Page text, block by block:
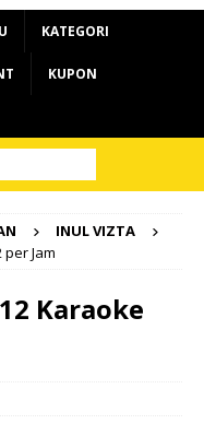
KATEGORI
KUPON
INUL VIZTA
Jam
Karaoke